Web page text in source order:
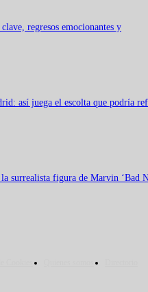
regresos emocionantes y
así juega el escolta que podría
surrealista figura de Marvin ‘Bad